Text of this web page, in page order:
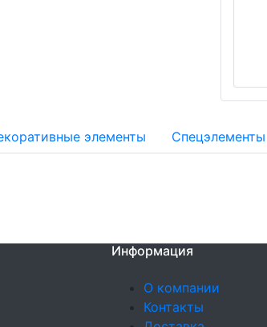
элементы Спецэлементы
Информация
О компании
Контакты